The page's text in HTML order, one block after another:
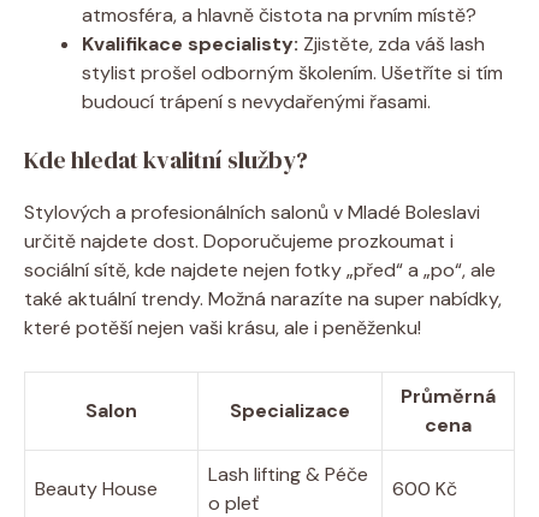
atmosféra, a hlavně čistota na prvním místě?
Kvalifikace specialisty: Zjistěte, zda váš lash
stylist prošel odborným školením. Ušetříte si tím
budoucí trápení s nevydařenými řasami.
Kde hledat kvalitní služby?
Stylových a profesionálních salonů v Mladé Boleslavi
určitě najdete dost. Doporučujeme prozkoumat i
sociální sítě, kde najdete nejen fotky „před“ a „po“, ale
také aktuální trendy. Možná narazíte na super nabídky,
které potěší nejen vaši krásu, ale i peněženku!
Salon Specializace
Průměrná
cena
Beauty House
Lash lifting & Péče
o pleť
600 Kč